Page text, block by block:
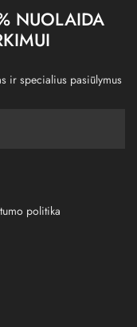
NUOLAIDA
ir specialius pasiūlymus
politika